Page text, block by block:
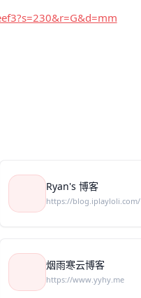
Ryan's 博客
https://blog.iplayloli.com/
烟雨寒云博客
https://www.yyhy.me